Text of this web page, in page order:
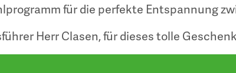
für die perfekte Entspannung
Herr Clasen, für dieses tolle